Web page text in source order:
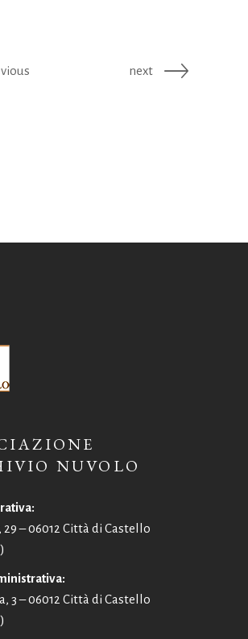
next
NUVOLO
29 – 06012 Città di Castello
3 – 06012 Città di Castello